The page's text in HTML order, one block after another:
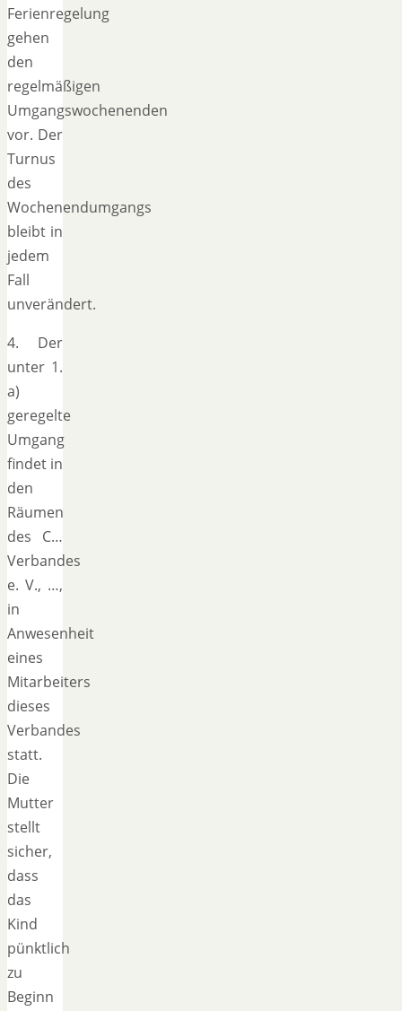
Ferienregelung
gehen
den
regelmäßigen
Umgangswochenenden
vor. Der
Turnus
des
Wochenendumgangs
bleibt in
jedem
Fall
unverändert.
4. Der
unter 1.
a)
geregelte
Umgang
findet in
den
Räumen
des C…
Verbandes
e. V., …,
in
Anwesenheit
eines
Mitarbeiters
dieses
Verbandes
statt.
Die
Mutter
stellt
sicher,
dass
das
Kind
pünktlich
zu
Beginn